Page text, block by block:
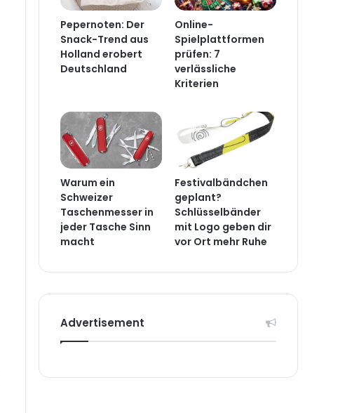
Pepernoten: Der
Snack-Trend aus
Holland erobert
Deutschland
Online-
Spielplattformen
prüfen: 7
verlässliche
Kriterien
Warum ein
Schweizer
Taschenmesser in
jeder Tasche Sinn
macht
Festivalbändchen
geplant?
Schlüsselbänder
mit Logo geben dir
vor Ort mehr Ruhe
Advertisement